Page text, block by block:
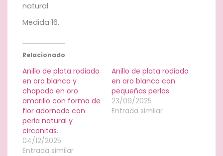
natural.
Medida 16.
Relacionado
Anillo de plata rodiado
en oro blanco y
chapado en oro
amarillo con forma de
flor adornado con
perla natural y
circonitas.
04/12/2025
Entrada similar
Anillo de plata rodiado
en oro blanco con
pequeñas perlas.
23/09/2025
Entrada similar